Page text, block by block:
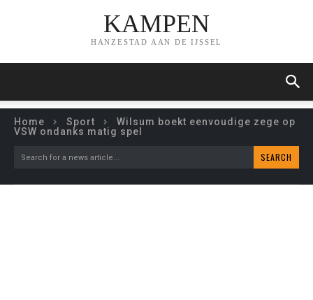
KAMPEN
HANZESTAD AAN DE IJSSEL
Home Sport
Wilsum boekt eenvoudige zege op
VSW ondanks matig spel
Search for a news article... SEARCH